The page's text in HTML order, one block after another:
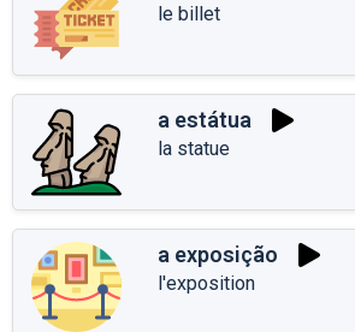
le billet
a estátua
la statue
a exposição
l'exposition